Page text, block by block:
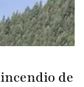
de